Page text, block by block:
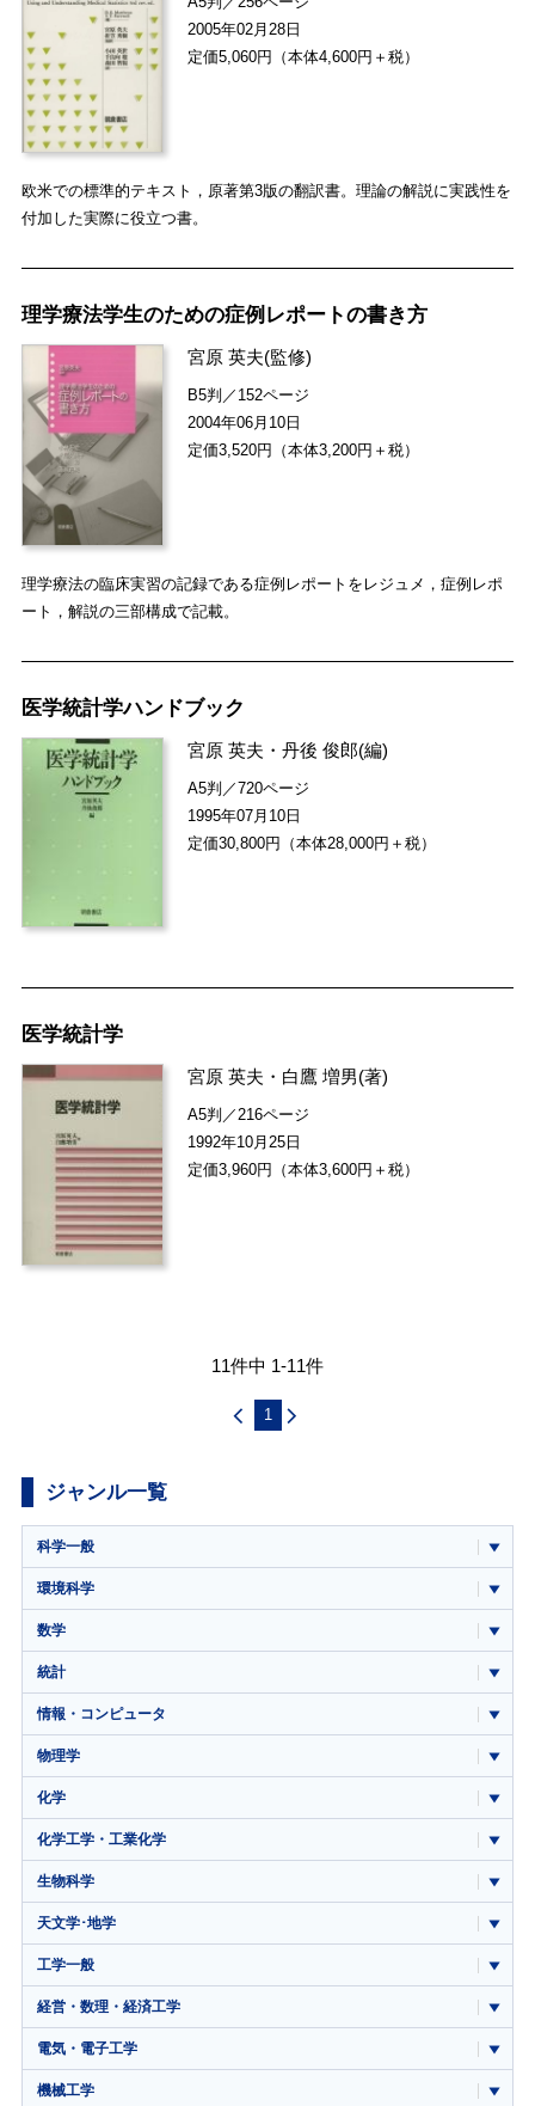
2005年02月28日
定価5,060円（本体4,600円＋税）
欧米での標準的テキスト，原著第3版の翻訳書。理論の解説に実践性を
付加した実際に役立つ書。
理学療法学生のための症例レポートの書き方
宮原 英夫(監修)
B5判／152ページ
2004年06月10日
定価3,520円（本体3,200円＋税）
理学療法の臨床実習の記録である症例レポートをレジュメ，症例レポ
ート，解説の三部構成で記載。
医学統計学ハンドブック
宮原 英夫 ・丹後 俊郎(編)
A5判／720ページ
1995年07月10日
定価30,800円（本体28,000円＋税）
医学統計学
宮原 英夫 ・ 白鷹 増男(著)
A5判／216ページ
1992年10月25日
定価3,960円（本体3,600円＋税）
11件中 1-11件
1
ジャンル一覧
科学一般
環境科学
数学
統計
情報・コンピュータ
物理学
化学
化学工学・工業化学
生物科学
天文学･地学
工学一般
経営・数理・経済工学
電気・電子工学
機械工学